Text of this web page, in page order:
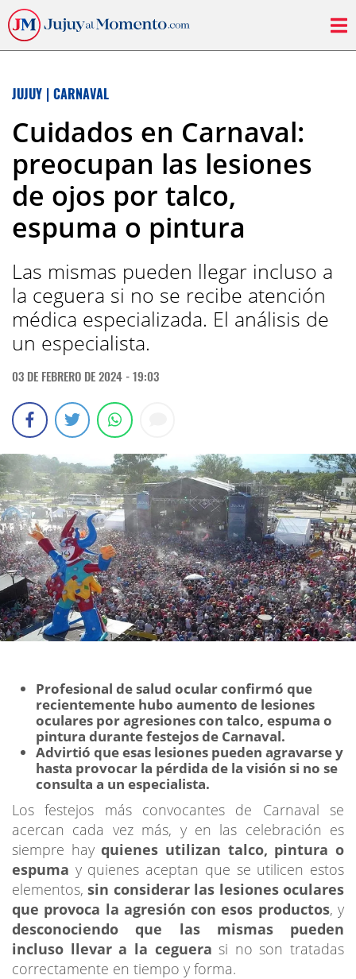
JUJUY | CARNAVAL
Cuidados en Carnaval:
preocupan las lesiones
de ojos por talco,
espuma o pintura
Las mismas pueden llegar incluso a
la ceguera si no se recibe atención
médica especializada. El análisis de
un especialista.
03 DE FEBRERO DE 2024 - 19:03
Profesional de salud ocular confirmó que
recientemente hubo aumento de lesiones
oculares por agresiones con talco, espuma o
pintura durante festejos de Carnaval.
Advirtió que esas lesiones pueden agravarse y
hasta provocar la pérdida de la visión si no se
consulta a un especialista.
Los festejos más convocantes de Carnaval se
acercan cada vez más, y en las celebración es
siempre hayquienes utilizan talco, pintura o
espuma y quienes aceptan que se utilicen estos
elementos,sin considerar las lesiones oculares
que provoca la agresión con esos productos, y
desconociendo que las mismas pueden
incluso llevar a la ceguera si no son tratadas
correctamente en tiempo y forma.